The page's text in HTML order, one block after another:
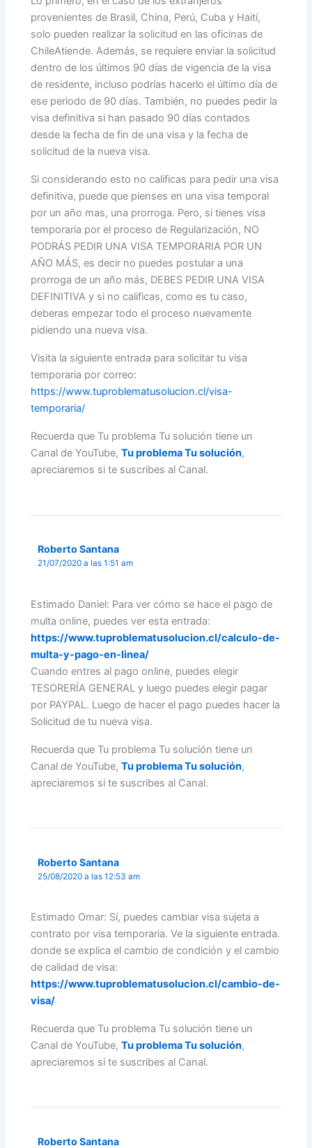
provenientes de Brasil, China, Perú, Cuba y Haití,
solo pueden realizar la solicitud en las oficinas de
ChileAtiende. Además, se requiere enviar la solicitud
dentro de los últimos 90 días de vigencia de la visa
de residente, incluso podrías hacerlo el último día de
ese periodo de 90 días. También, no puedes pedir la
visa definitiva si han pasado 90 días contados
desde la fecha de fin de una visa y la fecha de
solicitud de la nueva visa.
Si considerando esto no calificas para pedir una visa
definitiva, puede que pienses en una visa temporal
por un año mas, una prorroga. Pero, si tienes visa
temporaria por el proceso de Regularización, NO
PODRÁS PEDIR UNA VISA TEMPORARIA POR UN
AÑO MÁS, es decir no puedes postular a una
prorroga de un año más, DEBES PEDIR UNA VISA
DEFINITIVA y si no calificas, como es tu caso,
deberas empezar todo el proceso nuevamente
pidiendo una nueva visa.
Visita la siguiente entrada para solicitar tu visa
temporaria por correo:
https://www.tuproblematusolucion.cl/visa-
temporaria/
Recuerda que Tu problema Tu solución tiene un
Canal de YouTube,Tu problema Tu solución,
apreciaremos si te suscribes al Canal.
Roberto Santana
21/07/2020 a las 1:51 am
Estimado Daniel: Para ver cómo se hace el pago de
multa online, puedes ver esta entrada:
https://www.tuproblematusolucion.cl/calculo-de-
multa-y-pago-en-linea/
Cuando entres al pago online, puedes elegir
TESORERÍA GENERAL y luego puedes elegir pagar
por PAYPAL. Luego de hacer el pago puedes hacer la
Solicitud de tu nueva visa.
Recuerda que Tu problema Tu solución tiene un
Canal de YouTube,Tu problema Tu solución,
apreciaremos si te suscribes al Canal.
Roberto Santana
25/08/2020 a las 12:53 am
Estimado Omar: Sí, puedes cambiar visa sujeta a
contrato por visa temporaria. Ve la siguiente entrada.
donde se explica el cambio de condición y el cambio
de calidad de visa:
https://www.tuproblematusolucion.cl/cambio-de-
visa/
Recuerda que Tu problema Tu solución tiene un
Canal de YouTube,Tu problema Tu solución,
apreciaremos si te suscribes al Canal.
Roberto Santana